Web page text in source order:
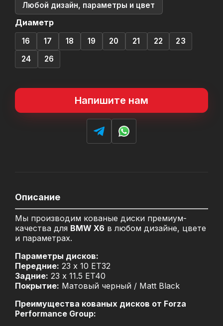
Любой дизайн, параметры и цвет
Диаметр
16 17 18 19 20 21 22
23
24
26
Напишите нам
Описание
Мы производим кованые диски премиум-
качества для BMW X6 в любом дизайне, цвете
и параметрах.
Параметры дисков:
Передние: 23 x 10 ET32
Задние: 23 x 11.5 ET40
Покрытие: Матовый черный / Matt Black
Преимущества кованых дисков от Forza
Performance Group: